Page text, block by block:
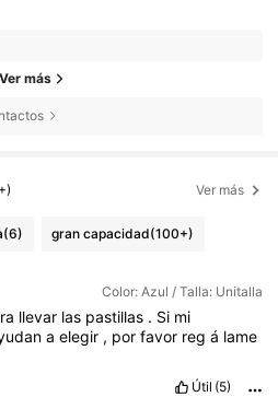
Ver más
Ver más
(6) gran capacidad(100+)
Color: Azul / Talla: Unitalla
llevar las pastillas . Si mi
aelegir , porfavor regá lame
Útil (5)